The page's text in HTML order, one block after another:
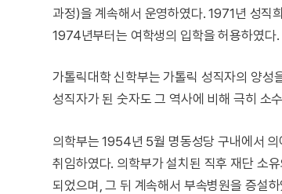
과정)을 계속해서 운영하였다. 1971년 성직
1974년부터는 여학생의 입학을 허용하였다.
가톨릭대학 신학부는 가톨릭 성직자의 양성
성직자가 된 숫자도 그 역사에 비해 극히 소
의학부는 1954년 5월 명동성당 구내에서
취임하였다. 의학부가 설치된 직후 재단 소
되었으며, 그 뒤 계속해서 부속병원을 증설